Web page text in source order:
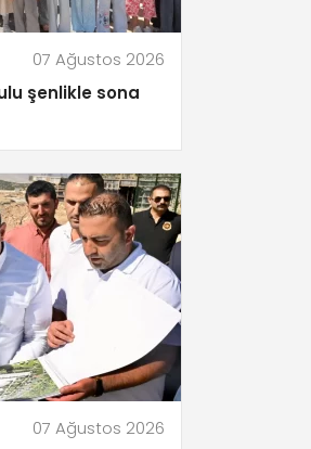
07 Ağustos 2026
şenlikle sona
07 Ağustos 2026